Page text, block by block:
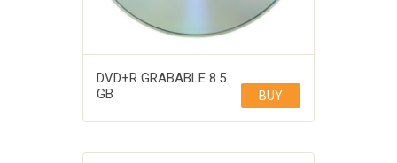
DVD+R GRABABLE 8.5
GB
BUY